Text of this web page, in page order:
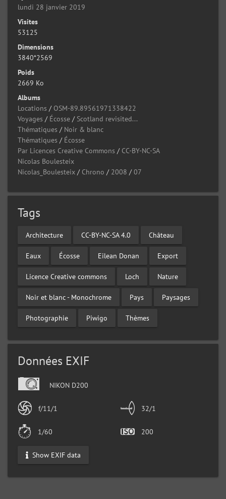
lundi 28 janvier 2019
Visites
53125
Dimensions
3840*2569
Poids
2669 Ko
Albums
Locations / OSM-89.89561971338422
Voyages / Écosse / Scotland revisited...
Thématiques / Noir & blanc
Thématiques / Écosse
Par Licences Creative Commons / CC-BY-NC-SA
Nicolas Boulesteix
Nicolas_Boulesteix / Chrono / 2008 /07
Tags
Architecture CC-BY-NC-SA 4.0 Château
Eaux Écosse Eilean Donan Export
Licence Creative commons Loch Nature
Noir et blanc - Monochrome Pays Paysages
Photographie Piwigo Thèmes
Données EXIF
NIKON D200
f/11/1 32/1
1/60 200
Show EXIF data